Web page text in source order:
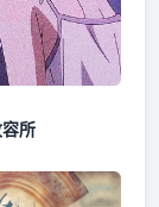
所